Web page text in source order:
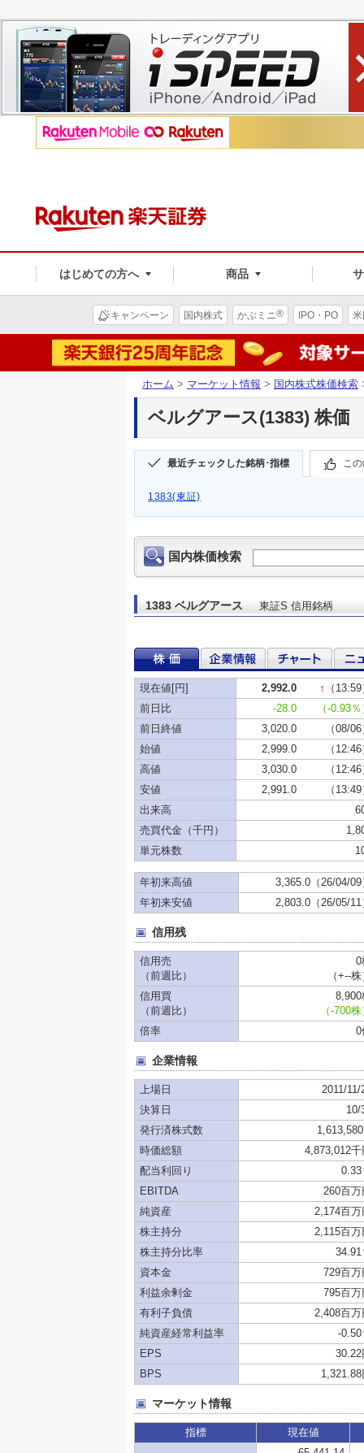
はじめての方へ 商品
キャンペーン 国内株式 かぶミニ® IPO・PO
ホーム > マーケット情報 > 国内株式株価検索
ベルグアース(1383) 株価
最近チェックした銘柄･指標 こ
1383(東証)